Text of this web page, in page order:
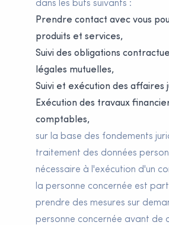
dans les buts suivants :
Prendre contact avec vous
produits et services,
Suivi des obligations
légales mutuelles,
Suivi et exécution des affaires
Exécution des travaux
comptables,
sur la base des fondements
traitement des données
nécessaire à l'exécution d'un
la personne concernée est
prendre des mesures sur
personne concernée avant de